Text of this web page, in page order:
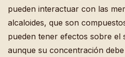
pueden interactuar con las
alcaloides, que son
pueden tener efectos sobre el
aunque su concentración